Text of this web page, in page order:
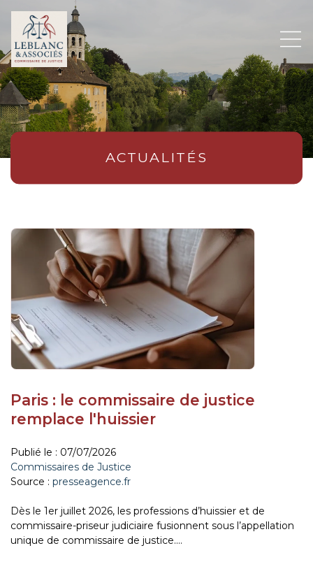
ACTUALITÉS
Paris : le commissaire de justice
remplace l'huissier
Publié le : 07/07/2026
Commissaires de Justice
Source : presseagence.fr
Dès le 1er juillet 2026, les professions d’huissier et de
commissaire-priseur judiciaire fusionnent sous l’appellation
unique de commissaire de justice....